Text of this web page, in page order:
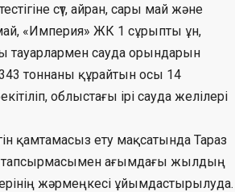
сүт, айран, сары май және
май, «Империя» ЖК 1 сұрыпты ұн,
тауарлармен сауда орындарын
тоннаны құрайтын осы 14
облыстағы ірі сауда желілері
қамтамасыз ету мақсатында Тараз
тапсырмасымен ағымдағы жылдың
жәрмеңкесі ұйымдастырылуда.